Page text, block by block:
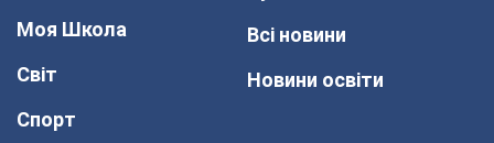
Моя Школа
Світ
Спорт
Всі новини
Новини освіти